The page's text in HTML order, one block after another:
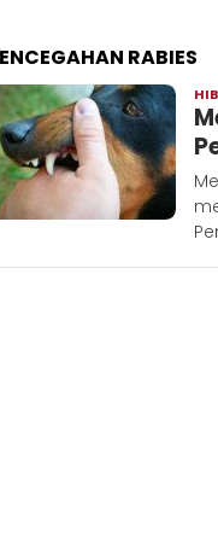
RABIES